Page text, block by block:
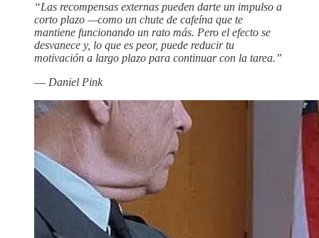
“Las recompensas externas pueden darte un impulso a
corto plazo —como un chute de cafeína que te
mantiene funcionando un rato más. Pero el efecto se
desvanece y, lo que es peor, puede reducir tu
motivación a largo plazo para continuar con la tarea.”
— Daniel Pink